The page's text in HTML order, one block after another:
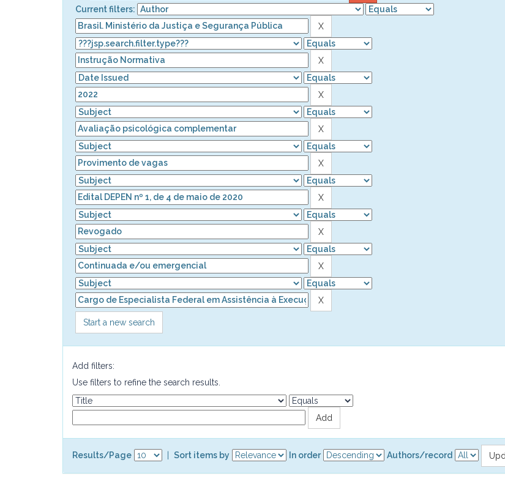
Current filters:
Start a new search
Add filters:
Use filters to refine the search results.
Results/Page Sort items by In order Authors/record